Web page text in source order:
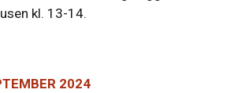
kl. 13-14.
2024